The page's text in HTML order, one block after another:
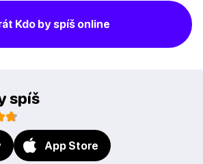
Kdo by spíš online
spíš
App Store